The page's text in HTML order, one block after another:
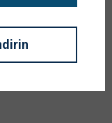
Dersi